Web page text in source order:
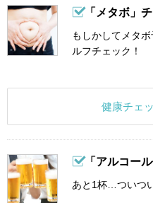
「メタボ」
もしかしてメタ
ルフチェック！
健康チェ
「アルコー
あと1杯…ついつ